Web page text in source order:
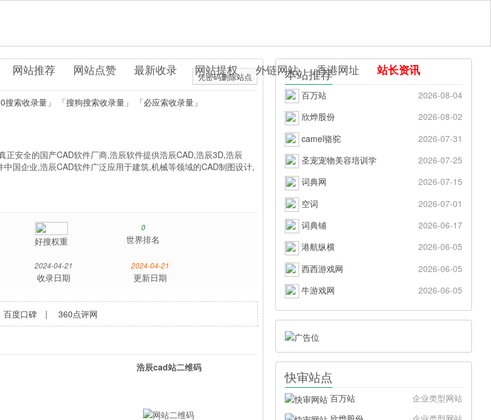
网站推荐 网站点赞 最新收录 网站提权 外链网站 香港网址 站长资讯
凭密码删除站点
搜索收录量」 「搜狗搜索收录量」
「必应索收录量」
安全的国产CAD软件厂商,浩辰软件提供浩辰CAD,浩辰3D,浩辰
国企业,浩辰CAD软件广泛应用于建筑,机械等领域的CAD制图设计,
好搜权重
0
世界排名
2024-04-21
收录日期
2024-04-21
更新日期
百度口碑 |360点评网
浩辰cad站二维码
本站推荐
百万站
2026-08-04
欣烨股份
2026-08-02
camel骆驼
2026-07-31
圣宠宠物美容培训学
2026-07-25
词典网
2026-07-15
空词
2026-07-01
词典铺
2026-06-17
港航纵横
2026-06-05
西西游戏网
2026-06-05
牛游戏网
2026-06-05
快审站点
百万站
企业类型网站